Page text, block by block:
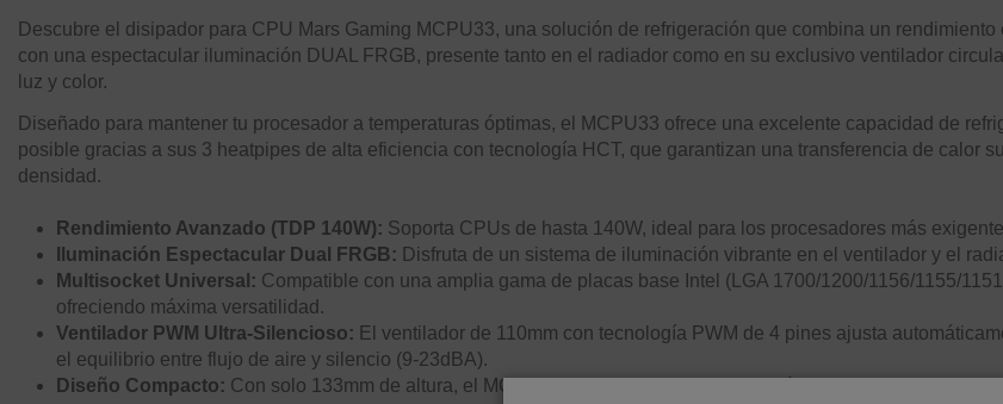
Descubre el disipador para CPU Mars Gaming MCPU33, una solución de refrigeración que combina un
con una espectacular iluminación DUAL FRGB, presente tanto en el radiador como en su exclusivo ventilador
luz y color.
Diseñado para mantener tu procesador a temperaturas óptimas, el MCPU33 ofrece una excelente capacidad de
posible gracias a sus 3 heatpipes de alta eficiencia con tecnología HCT, que garantizan una transferencia de calor
densidad.
Rendimiento Avanzado (TDP 140W): Soporta CPUs de hasta 140W, ideal para los procesadores más
Iluminación Espectacular Dual FRGB: Disfruta de un sistema de iluminación vibrante en el ventilador y el
Multisocket Universal: Compatible con una amplia gama de placas base Intel (LGA 1700/1200/1156/1155/
ofreciendo máxima versatilidad.
Ventilador PWM Ultra-Silencioso: El ventilador de 110mm con tecnología PWM de 4 pines ajusta
el equilibrio entre flujo de aire y silencio (9-23dBA).
Diseño Compacto: Con solo 133mm de altura, el MCPU33 se adapta a la gran mayoría de cajas gaming,